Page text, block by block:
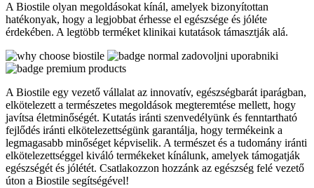
A Biostile olyan megoldásokat kínál, amelyek bizonyítottan
hatékonyak, hogy a legjobbat érhesse el egészsége és jóléte
érdekében. A legtöbb terméket klinikai kutatások támasztják alá.
A Biostile egy vezető vállalat az innovatív, egészségbarát iparágban,
elkötelezett a természetes megoldások megteremtése mellett, hogy
javítsa életminőségét. Kutatás iránti szenvedélyünk és fenntartható
fejlődés iránti elkötelezettségünk garantálja, hogy termékeink a
legmagasabb minőséget képviselik. A természet és a tudomány iránti
elkötelezettséggel kiváló termékeket kínálunk, amelyek támogatják
egészségét és jólétét. Csatlakozzon hozzánk az egészség felé vezető
úton a Biostile segítségével!